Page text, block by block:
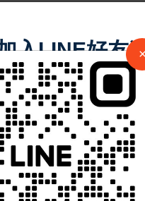
新車掛牌數 29,403 輛，國產
5成
°C
入LINE好友
中 華 超 傳 媒
reurl.cc/
×